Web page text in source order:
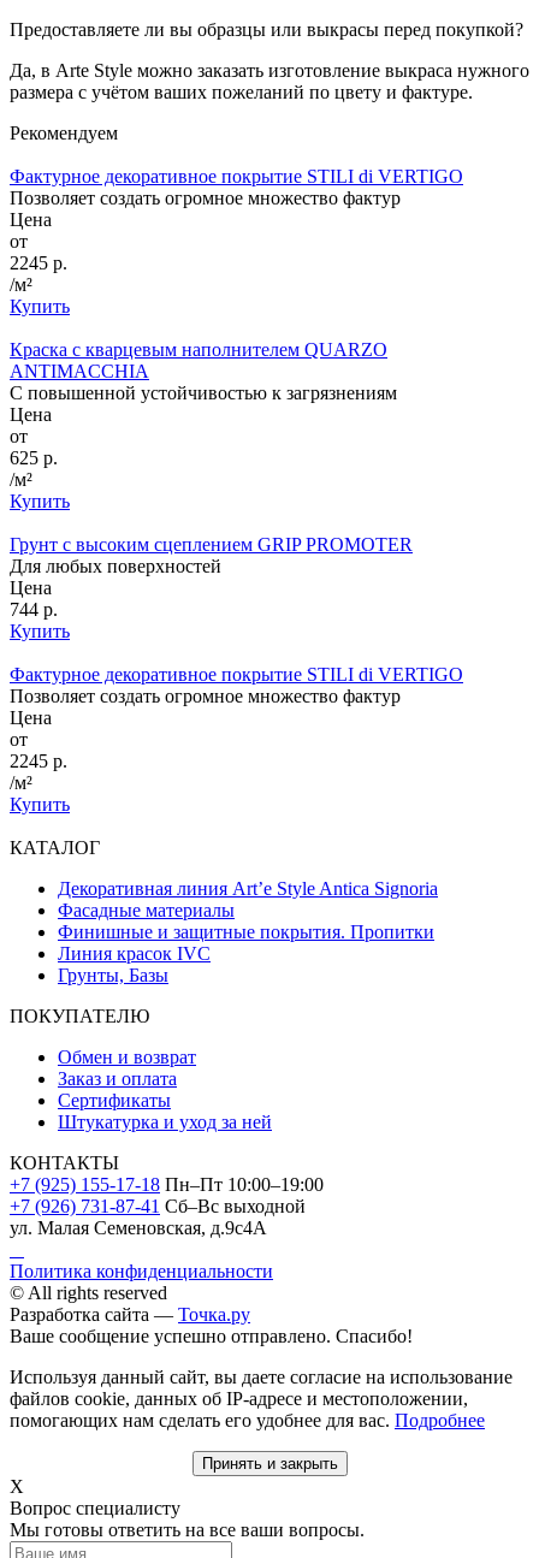
Предоставляете ли вы образцы или выкрасы перед покупкой?
Да, в Arte Style можно заказать изготовление выкраса нужного
размера с учётом ваших пожеланий по цвету и фактуре.
Рекомендуем
Фактурное декоративное покрытие STILI di VERTIGO
Позволяет создать огромное множество фактур
Цена
от
2245 р.
/м²
Купить
Краска с кварцевым наполнителем QUARZO
ANTIMACCHIA
С повышенной устойчивостью к загрязнениям
Цена
от
625 р.
/м²
Купить
Грунт с высоким сцеплением GRIP PROMOTER
Для любых поверхностей
Цена
744 р.
Купить
Фактурное декоративное покрытие STILI di VERTIGO
Позволяет создать огромное множество фактур
Цена
от
2245 р.
/м²
Купить
КАТАЛОГ
Декоративная линия Art’e Style Antica Signoria
Фасадные материалы
Финишные и защитные покрытия. Пропитки
Линия красок IVC
Грунты, Базы
ПОКУПАТЕЛЮ
Обмен и возврат
Заказ и оплата
Сертификаты
Штукатурка и уход за ней
КОНТАКТЫ
+7 (925) 155-17-18 Пн–Пт 10:00–19:00
+7 (926) 731-87-41 Сб–Вс выходной
ул. Малая Семеновская, д.9с4А
Политика конфиденциальности
© All rights reserved
Разработка сайта — Точка.ру
Ваше сообщение успешно отправлено. Спасибо!
Используя данный сайт, вы даете согласие на использование
файлов cookie, данных об IP-адресе и местоположении,
помогающих нам сделать его удобнее для вас. Подробнее
Принять и закрыть
X
Вопрос специалисту
Мы готовы ответить на все ваши вопросы.